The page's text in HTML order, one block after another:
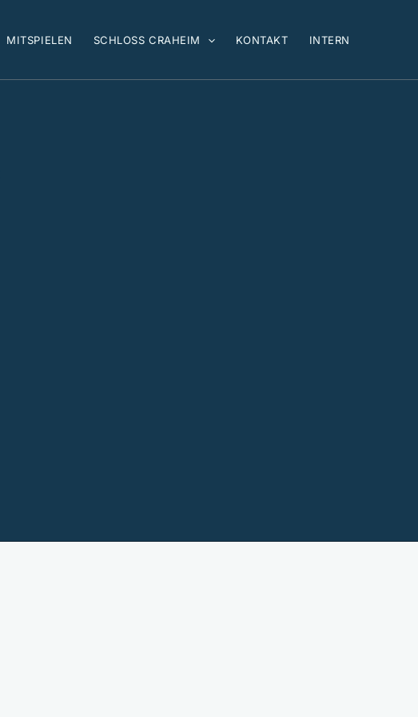
MITSPIELEN SCHLOSS CRAHEIM KONTAKT INTERN